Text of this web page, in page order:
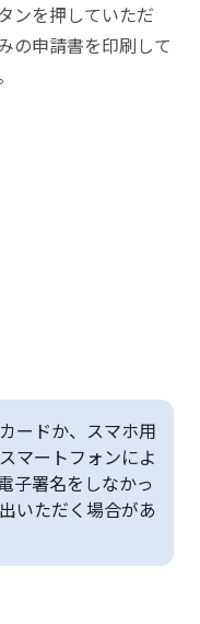
ンを押していただ
の申請書を印刷して
ードか、スマホ用
マートフォンによ
子署名をしなかっ
いただく場合があ